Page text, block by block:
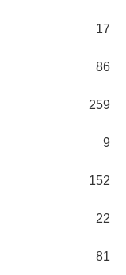
17
86
259
9
152
22
81